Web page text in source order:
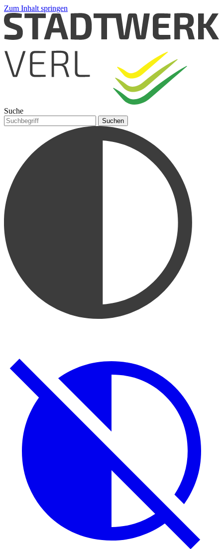
Zum Inhalt springen
Suche
Suchen